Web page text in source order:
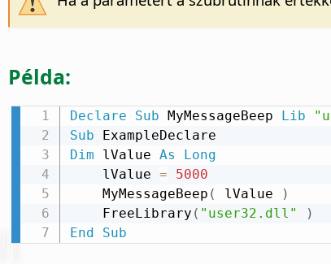
Példa:
Declare Sub MyMessageBeep Lib
Sub
Dim lValue As
Long
    lValue
=
5000
    MyMessageBeep
( lValue
)
    FreeLibrary
( "user32.dll"
)
End
Sub